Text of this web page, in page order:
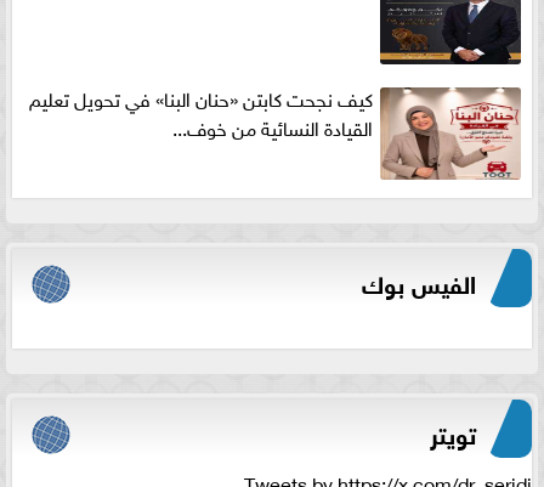
كيف نجحت كابتن «حنان البنا» في تحويل تعليم
القيادة النسائية من خوف...
الفيس بوك
تويتر